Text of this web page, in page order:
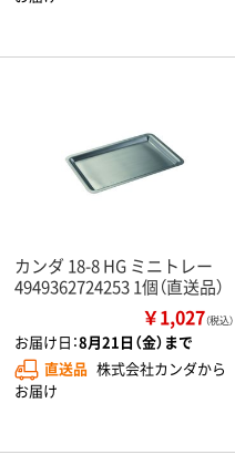
カンダ 18-8 HG ミニトレー
4949362724253 1個（直送品）
￥1,027（税込）
お届け日：8月21日（金）まで
直送品 株式会社カンダから
お届け